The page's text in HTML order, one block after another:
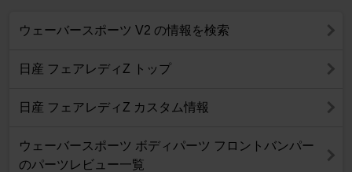
ウェーバースポーツ V2 の情報を検索
日産 フェアレディZ トップ
日産 フェアレディZ カスタム情報
ウェーバースポーツ ボディパーツ フロントバンパー
のパーツレビュー一覧